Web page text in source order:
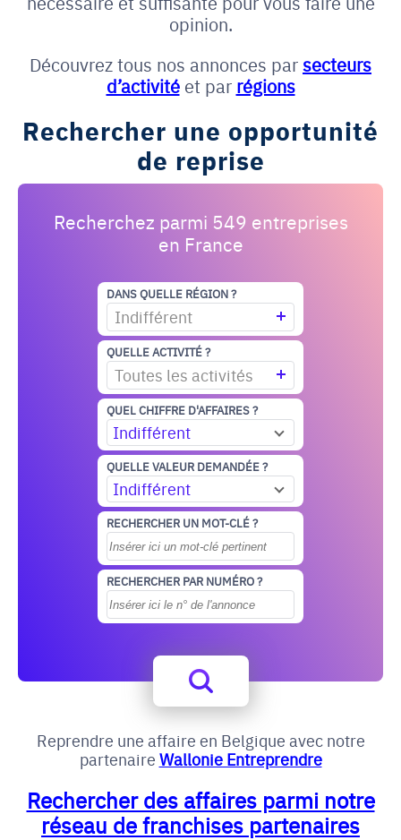
opinion.
Découvrez tous nos annonces parsecteurs
d’activité et par régions
Rechercher une opportunité
de reprise
Recherchez parmi 549 entreprises
en France
DANS QUELLE RÉGION ?
Indifférent
QUELLE ACTIVITÉ ?
Toutes les activités
QUEL CHIFFRE D'AFFAIRES ?
Indifférent
QUELLE VALEUR DEMANDÉE ?
Indifférent
RECHERCHER UN MOT-CLÉ ?
RECHERCHER PAR NUMÉRO ?
Reprendre une affaire en Belgique avec notre
partenaire Wallonie Entreprendre
Rechercher des affaires parmi notre
réseau de franchises partenaires